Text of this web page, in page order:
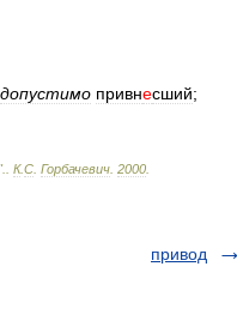
допустимо привнесший;
". К.С Горбачевич 2000
привод